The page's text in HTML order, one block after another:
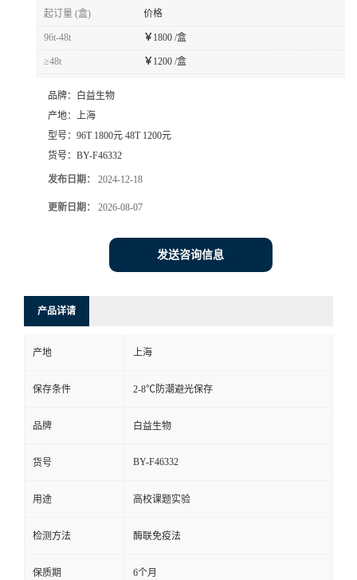
起订量 (盒) 价格
96t-48t ￥ 1800 /盒
≥48t ￥ 1200 /盒
品牌：
白益生物
产地： 上海
型号： 96T 1800元 48T 1200元
货号： BY-F46332
发布日期： 2024-12-18
更新日期： 2026-08-07
发送咨询信息
产品详请
产地 上海
保存条件 2-8℃防潮避光保存
品牌 白益生物
货号 BY-F46332
用途 高校课题实验
检测方法 酶联免疫法
保质期 6个月